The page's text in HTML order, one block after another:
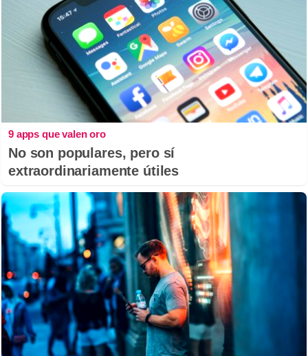
9 apps que valen oro
No son populares, pero sí
extraordinariamente útiles